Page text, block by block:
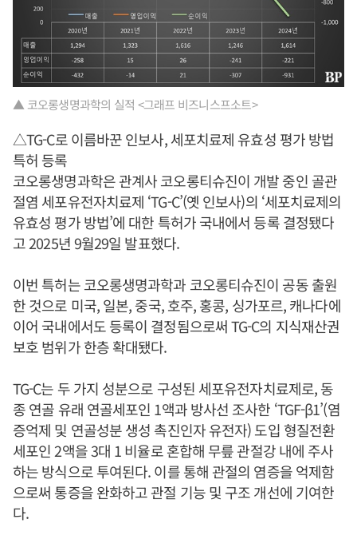
▲ 코오롱생명과학의 실적 <그래프 비즈니스프소트>
△TG-C로 이름바꾼 인보사, 세포치료제 유효성 평가 방법
특허 등록
코오롱생명과학은 관계사 코오롱티슈진이 개발 중인 골관
절염 세포유전자치료제 ‘TG-C’(옛 인보사)의 ‘세포치료제의
유효성 평가 방법’에 대한 특허가 국내에서 등록 결정됐다
고 2025년 9월29일 발표했다.
이번 특허는 코오롱생명과학과 코오롱티슈진이 공동 출원
한 것으로 미국, 일본, 중국, 호주, 홍콩, 싱가포르, 캐나다에
이어 국내에서도 등록이 결정됨으로써 TG-C의 지식재산권
보호 범위가 한층 확대됐다.
TG-C는 두 가지 성분으로 구성된 세포유전자치료제로, 동
종 연골 유래 연골세포인 1액과 방사선 조사한 ‘TGF-β1’(염
증억제 및 연골성분 생성 촉진인자 유전자) 도입 형질전환
세포인 2액을 3대 1 비율로 혼합해 무릎 관절강 내에 주사
하는 방식으로 투여된다. 이를 통해 관절의 염증을 억제함
으로써 통증을 완화하고 관절 기능 및 구조 개선에 기여한
다.